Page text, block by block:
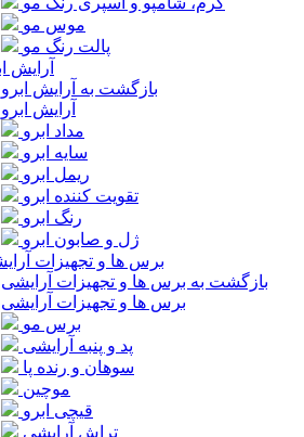
موس مو
پالت رنگ مو
آرایش
بازگشت به آرایش ابرو
آرایش ابرو
مداد ابرو
سایه ابرو
ریمل ابرو
تقویت کننده ابرو
رنگ ابرو
ژل و صابون ابرو
برس ها و تجهیزات
بازگشت به برس ها و تجهیزات آرایشی
برس ها و تجهیزات آرایشی
برس مو
پد و پنبه آرایشی
سوهان و رنده پا
موچین
قیچی ابرو
تراش آرایشی